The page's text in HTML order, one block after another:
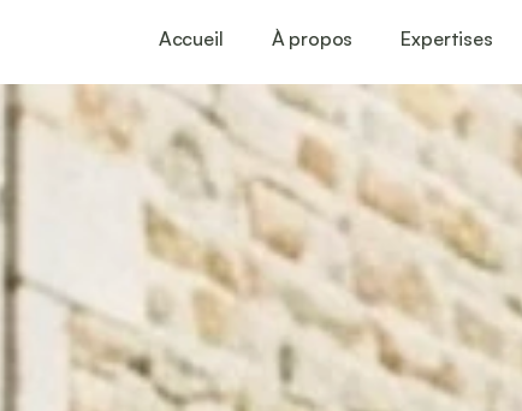
Accueil À propos Expertises